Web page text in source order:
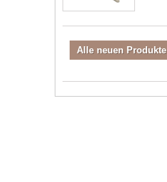
Alle neuen Produkte